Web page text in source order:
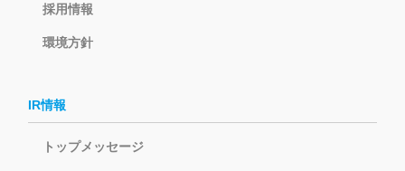
採用情報
環境方針
IR情報
トップメッセージ